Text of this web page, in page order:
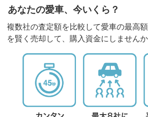
あなたの愛車、今いくら？
複数社の査定額を比較して愛車の最高
を賢く売却して、購入資金にしませんか